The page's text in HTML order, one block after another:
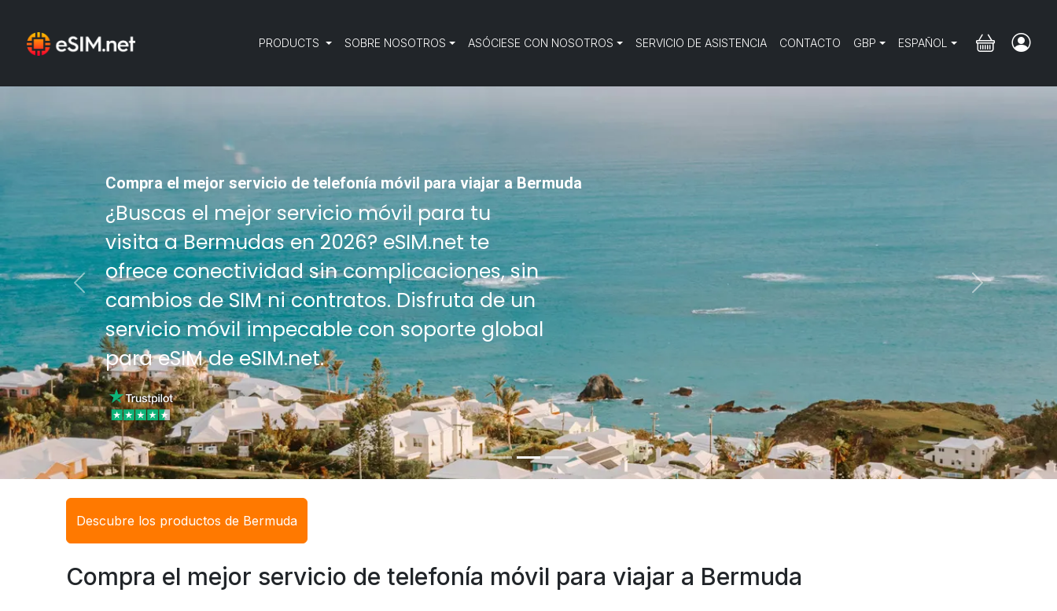
PRODUCTS SOBRE NOSOTROS ASÓCIESE CON NOSOTROS SERVICIO DE ASISTENCIA CONTACTO GBP ESPAÑOL
Compra el mejor servicio de telefonía móvil para viajar a Bermuda
¿Buscas el mejor servicio móvil para tu
visita a Bermudas en 2026? eSIM.net te
ofrece conectividad sin complicaciones, sin
cambios de SIM ni contratos. Disfruta de un
servicio móvil impecable con soporte global
para eSIM de eSIM.net.
Previous Next
Descubre los productos de Bermuda
Compra el mejor servicio de telefonía móvil para viajar a Bermuda